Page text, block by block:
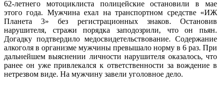
62-летнего мотоциклиста полицейские остановили в мае
этого года. Мужчина ехал на транспортном средстве «ИЖ
Планета 3» без регистрационных знаков. Остановив
нарушителя, стражи порядка заподозрили, что он пьян.
Догадку подтвердило медосвидетельствование. Содержание
алкоголя в организме мужчины превышало норму в 6 раз. При
дальнейшем выяснении личности нарушителя оказалось, что
ранее он уже привлекался к ответственности за вождение в
нетрезвом виде. На мужчину завели уголовное дело.